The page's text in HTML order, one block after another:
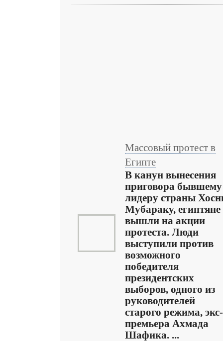
Массовый протест в
Египте
В канун вынесения
приговора бывшему
лидеру страны
Мубараку, египтяне
вышли на акции
протеста. Люди
выступили против
возможного
победителя
президентских
выборов, одного из
руководителей
старого режима, экс-
премьера Ахмада
Шафика. ...